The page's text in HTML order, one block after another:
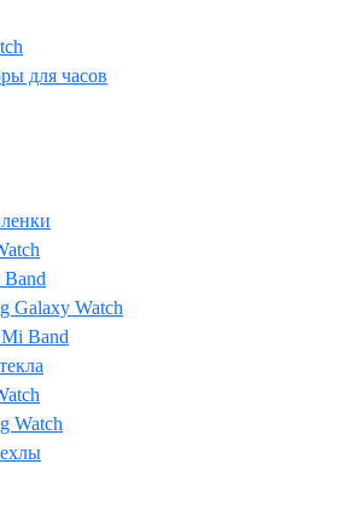
для часов
Galaxy Watch
Band
Watch